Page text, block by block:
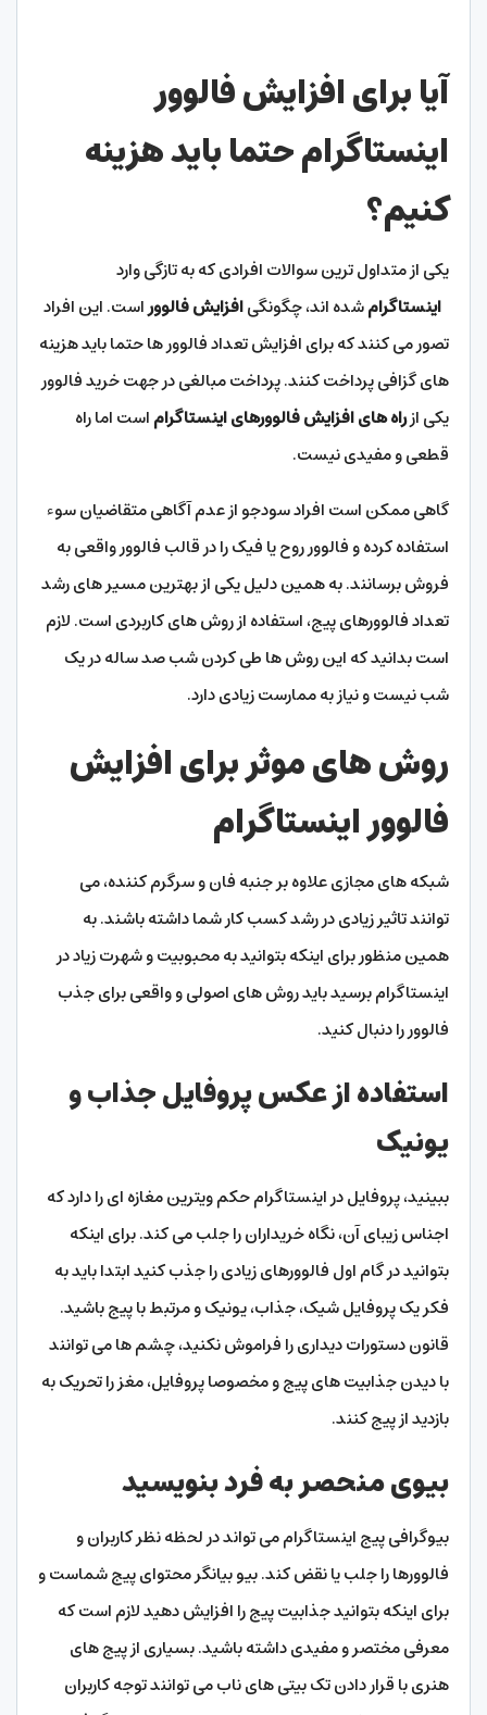
آیا برای افزایش فالوور
اینستاگرام حتما باید هزینه
کنیم؟
یکی از متداول ترین سوالات افرادی که به تازگی وارد
اینستاگرامشده اند، چگونگیافزایش فالووراست. این افراد
تصور می کنند که برای افزایش تعداد فالوور ها حتما باید هزینه
های گزافی پرداخت کنند. پرداخت مبالغی در جهت خرید فالوور
یکی ازراه های افزایش فالوورهای اینستاگراماست اما راه
قطعی و مفیدی نیست.
گاهی ممکن است افراد سودجو از عدم آگاهی متقاضیان سوء
استفاده کرده و فالوور روح یا فیک را در قالب فالوور واقعی به
فروش برسانند. به همین دلیل یکی از بهترین مسیر های رشد
تعداد فالوورهای پیج، استفاده از روش های کاربردی است. لازم
است بدانید که این روش ها طی کردن شب صد ساله در یک
شب نیست و نیاز به ممارست زیادی دارد.
روش های موثر برای افزایش
فالوور اینستاگرام
شبکه های مجازی علاوه بر جنبه فان و سرگرم کننده، می
توانند تاثیر زیادی در رشد کسب کار شما داشته باشند. به
همین منظور برای اینکه بتوانید به محبوبیت و شهرت زیاد در
اینستاگرام برسید باید روش های اصولی و واقعی برای جذب
فالوور را دنبال کنید.
استفاده از عکس پروفایل جذاب و
یونیک
ببینید، پروفایل در اینستاگرام حکم ویترین مغازه ای را دارد که
اجناس زیبای آن، نگاه خریداران را جلب می کند. برای اینکه
بتوانید در گام اول فالوورهای زیادی را جذب کنید ابتدا باید به
فکر یک پروفایل شیک، جذاب، یونیک و مرتبط با پیج باشید.
قانون دستورات دیداری را فراموش نکنید، چشم ها می توانند
با دیدن جذابیت های پیج و مخصوصا پروفایل، مغز را تحریک به
بازدید از پیج کنند.
بیوی منحصر به فرد بنویسید
بیوگرافی پیج اینستاگرام می تواند در لحظه نظر کاربران و
فالوورها را جلب یا نقض کند. بیو بیانگر محتوای پیج شماست و
برای اینکه بتوانید جذابیت پیج را افزایش دهید لازم است که
معرفی مختصر و مفیدی داشته باشید. بسیاری از پیج های
هنری با قرار دادن تک بیتی های ناب می توانند توجه کاربران